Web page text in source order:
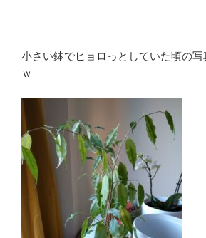
小さい鉢でヒョロっとしていた頃の
ｗ